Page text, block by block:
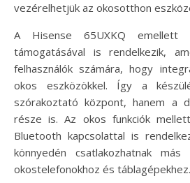
vezérelhetjük az okosotthon
A Hisense 65UXKQ emellett
támogatásával is rendelkezik,
felhasználók számára, hogy
okos eszközökkel. Így a
szórakoztató központ, hanem a
része is. Az okos funkciók
Bluetooth kapcsolattal is
könnyedén csatlakozhatnak más
okostelefonokhoz és táblagépekhez.